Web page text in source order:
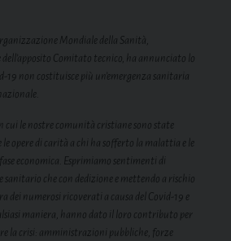
Mondiale della Sanità,
dell’apposito Comitato tecnico, ha annunciato lo
19 non costituisce più un’emergenza sanitaria
cui le nostre comunità cristiane sono state
le opere di carità a chi ha sofferto la malattia e le
economica. Esprimiamo sentimenti di
che con dedizione e mettendo a rischio
dei numerosi ricoverati a causa del Covid-19 e
maniera, hanno dato il loro contributo per
la crisi: amministrazioni pubbliche, forze